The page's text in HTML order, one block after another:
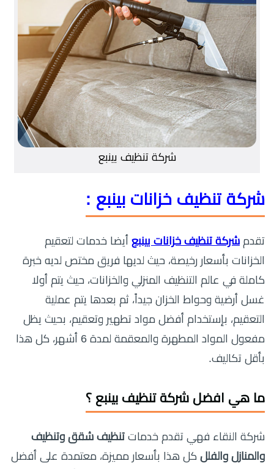
شركة تنظيف بينبع
شركة تنظيف خزانات بينبع :
تقدم شركة تنظيف خزانات بينبع أيضا خدمات لتعقيم
الخزانات بأسعار رخيصة، حيث لديها فريق مختص لديه خبرة
كاملة في عالم التنظيف المنزلي والخزانات، حيث يتم أولا
غسل أرضية وحواط الخزان جيداً، ثم بعدها يتم عملية
التعقيم، بإستخدام أفضل مواد تطهير وتعقيم، بحيث يظل
مفعول المواد المطهرة والمعقمة لمدة 6 أشهر، كل هذا
بأقل تكاليف.
ما هي افضل شركة تنظيف بينبع ؟
شركة النقاء فهي تقدم خدمات تنظيف شقق وتنظيف
والمنازل والفلل كل هذا بأسعار مميزة، معتمدة على أفضل